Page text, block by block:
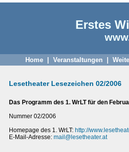
Erstes
Home| Veranstaltungen
Lesetheater Lesezeichen 02/2006
Das Programm des 1. WrLT für den
Nummer 02/2006
Homepage des 1. WrLT: http://
E-Mail-Adresse: mail@lesetheater.at